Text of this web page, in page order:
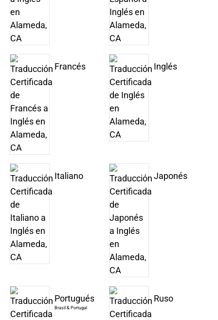
Francés Inglés
Italiano Japonés
Portugués
Brasil & Portugal
Ruso